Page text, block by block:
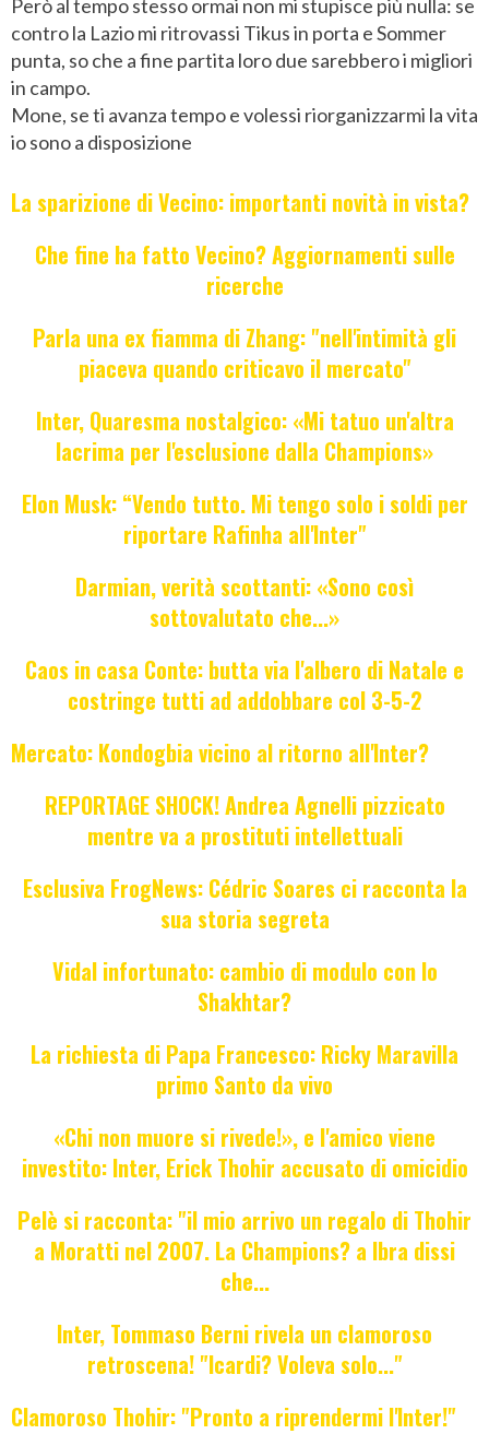
Però al tempo stesso ormai non mi stupisce più nulla: se
contro la Lazio mi ritrovassi Tikus in porta e Sommer
punta, so che a fine partita loro due sarebbero i migliori
in campo.
Mone, se ti avanza tempo e volessi riorganizzarmi la vita
io sono a disposizione
La sparizione di Vecino: importanti novità in vista?
Che fine ha fatto Vecino? Aggiornamenti sulle
ricerche
Parla una ex fiamma di Zhang: "nell'intimità gli
piaceva quando criticavo il mercato"
Inter, Quaresma nostalgico: «Mi tatuo un'altra
lacrima per l'esclusione dalla Champions»
Elon Musk: “Vendo tutto. Mi tengo solo i soldi per
riportare Rafinha all'Inter"
Darmian, verità scottanti: «Sono così
sottovalutato che...»
Caos in casa Conte: butta via l'albero di Natale e
costringe tutti ad addobbare col 3-5-2
Mercato: Kondogbia vicino al ritorno all'Inter?
REPORTAGE SHOCK! Andrea Agnelli pizzicato
mentre va a prostituti intellettuali
Esclusiva FrogNews: Cédric Soares ci racconta la
sua storia segreta
Vidal infortunato: cambio di modulo con lo
Shakhtar?
La richiesta di Papa Francesco: Ricky Maravilla
primo Santo da vivo
«Chi non muore si rivede!», e l'amico viene
investito: Inter, Erick Thohir accusato di omicidio
Pelè si racconta: "il mio arrivo un regalo di Thohir
a Moratti nel 2007. La Champions? a Ibra dissi
che...
Inter, Tommaso Berni rivela un clamoroso
retroscena! "Icardi? Voleva solo..."
Clamoroso Thohir: "Pronto a riprendermi l'Inter!"